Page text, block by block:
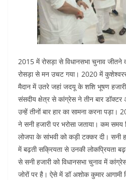
2015 में रोसड़ा से विधानसभा चुनाव जीतने
रोसड़ा से मन उचट गया। 2020 में
मैदान में उतरे जहां जदयू के शशि भूषण
संसदीय क्षेत्र से कांग्रेस ने तीन बार डॉक्टर
उन्हें तीनों बार हार का सामना करना
ने सनी हजारी पर भरोसा जताया। कम
लोजपा के सांभवी को कड़ी टक्कर दी। सनी
में बढ़ती सक्रियता से उनकी लोकप्रियता
से सनी हजारी को विधानसभा चुनाव में
जोरों पर है। ऐसे में डॉ अशोक कुमार आगामी